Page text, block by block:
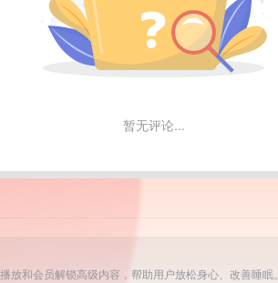
暂无评论...
和会员解锁高级内容，帮助用户放松身心、改善睡眠。